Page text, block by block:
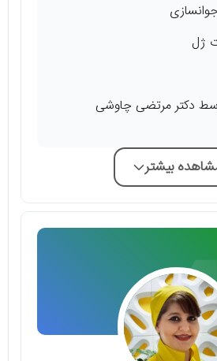
ژل
دکتر مرتضی چاوشی
بیشتر